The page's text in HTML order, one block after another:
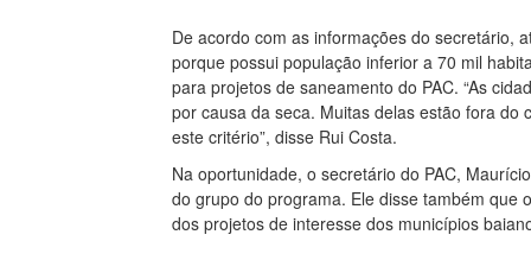
De acordo com as informações do secretário,
porque possui população inferior a 70 mil
para projetos de saneamento do PAC. “As
por causa da seca. Muitas delas estão fora
este critério”, disse Rui Costa.
Na oportunidade, o secretário do PAC,
do grupo do programa. Ele disse também que
dos projetos de interesse dos municípios